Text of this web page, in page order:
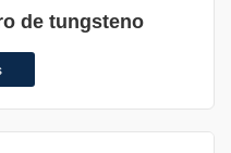
de tungsteno